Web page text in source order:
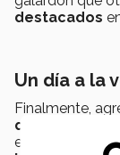
destacados
Un día a la
Finalmente,
que son los
en
Greater